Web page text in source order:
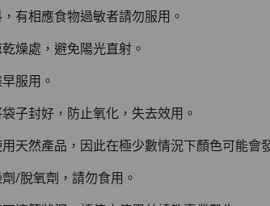
有相應食物過敏者請勿服用。
燥處，避免陽光直射。
服用。
子封好，防止氧化，失去效用。
天然產品，因此在極少數情況下顏色可能會
/脫氧劑，請勿食用。